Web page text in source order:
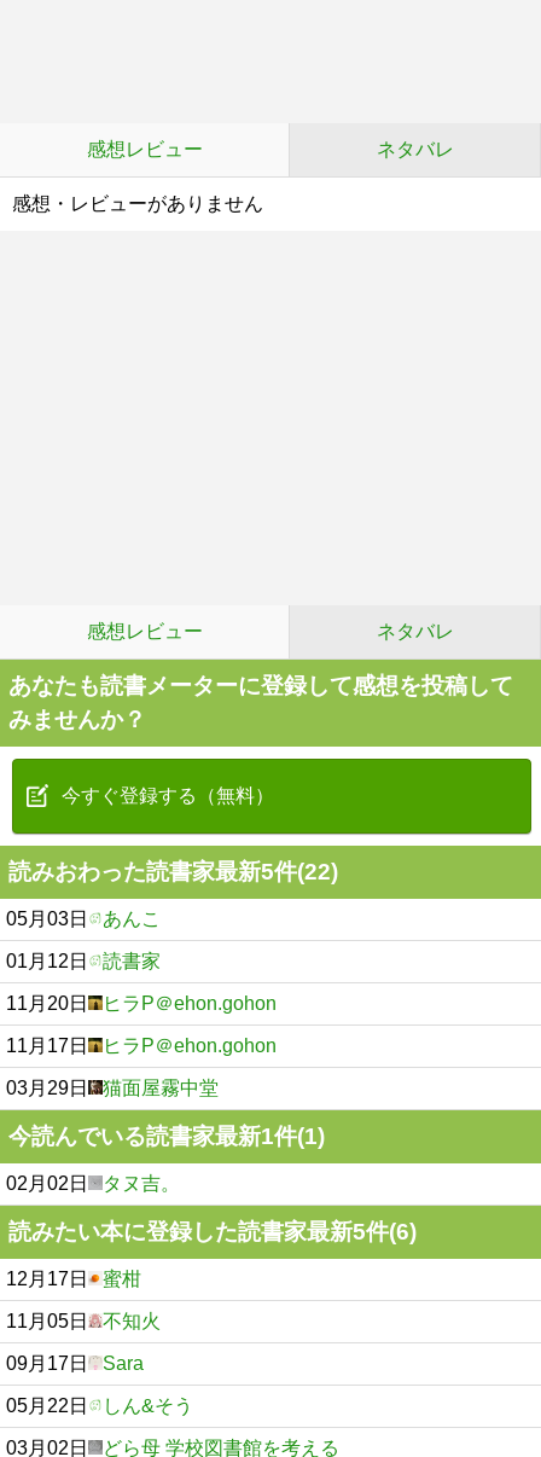
感想レビュー ネタバレ
感想・レビューがありません
感想レビュー ネタバレ
あなたも読書メーターに登録して感想を投稿して
みませんか？
今すぐ登録する（無料）
読みおわった読書家最新5件(22)
05月03日 あんこ
01月12日 読書家
11月20日 ヒラP＠ehon.gohon
11月17日 ヒラP＠ehon.gohon
03月29日 猫面屋霧中堂
今読んでいる読書家最新1件(1)
02月02日 タヌ吉。
読みたい本に登録した読書家最新5件(6)
12月17日 蜜柑
11月05日 不知火
09月17日 Sara
05月22日 しん&そう
03月02日 どら母 学校図書館を考える